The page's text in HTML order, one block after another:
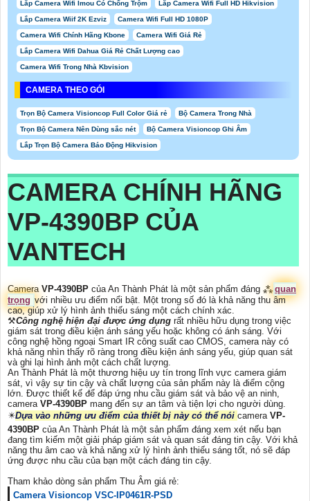
Lắp Camera Wifi Imou Có Chống Trộm Lắp Camera Wifi Full HD Hikvision
Lắp Camera Wiif 2K Ezviz Camera Wifi Full HD 1080P
Camera Wifi Chính Hãng Kbone Camera Wifi Giá Rẻ
Lắp Camera Wifi Dahua Giá Rẻ Chất Lượng cao
Camera Wifi Trong Nhà Kbvision
CAMERA THEO GÓI
Trọn Bộ Camera Visioncop Full Color Giá rẻ Bộ Camera Trong Nhà
Trọn Bộ Camera Nên Dùng sắc nét Bộ Camera Visioncop Ghi Âm
Lắp Trọn Bộ Camera Báo Động Hikvision
CAMERA CHÍNH HÃNG
VP-4390BP CỦA
VANTECH
Camera VP-4390BP của An Thành Phát là một sản phẩm đáng ⁂quan
trọng với nhiều ưu điểm nổi bật. Một trong số đó là khả năng thu âm
cao, giúp xử lý hình ảnh thiếu sáng một cách chính xác.
⚒Công nghệ hiện đại được ứng dụng rất nhiều hữu dụng trong việc
giám sát trong điều kiện ánh sáng yếu hoặc không có ánh sáng. Với
công nghệ hồng ngoại Smart IR công suất cao CMOS, camera này có
khả năng nhìn thấy rõ ràng trong điều kiện ánh sáng yếu, giúp quan sát
và ghi lại hình ảnh một cách chất lượng.
An Thành Phát là một thương hiệu uy tín trong lĩnh vực camera giám
sát, vì vậy sự tin cậy và chất lượng của sản phẩm này là điểm cộng
lớn. Được thiết kế để đáp ứng nhu cầu giám sát và bảo vệ an ninh,
camera VP-4390BP mang đến sự an tâm và tiện lợi cho người dùng.
✴️Dựa vào những ưu điểm của thiết bị này có thể nói camera VP-
4390BP của An Thành Phát là một sản phẩm đáng xem xét nếu bạn
đang tìm kiếm một giải pháp giám sát và quan sát đáng tin cậy. Với khả
năng thu âm cao và khả năng xử lý hình ảnh thiếu sáng tốt, nó sẽ đáp
ứng được nhu cầu của bạn một cách đáng tin cậy.
Tham khảo dòng sản phẩm Thu Âm giá rẻ:
Camera Visioncop VSC-IP0461R-PSD